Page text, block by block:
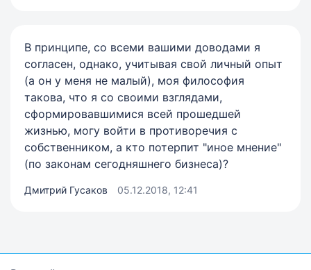
В принципе, со всеми вашими доводами я
согласен, однако, учитывая свой личный опыт
(а он у меня не малый), моя философия
такова, что я со своими взглядами,
сформировавшимися всей прошедшей
жизнью, могу войти в противоречия с
собственником, а кто потерпит "иное мнение"
(по законам сегодняшнего бизнеса)?
Дмитрий Гусаков 05.12.2018, 12:41